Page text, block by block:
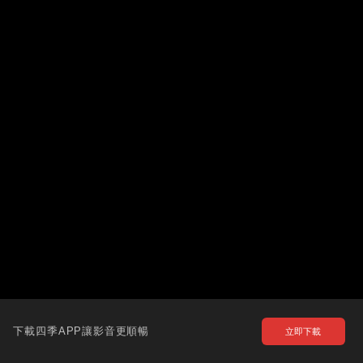
下載四季APP讓影音更順暢 立即下載